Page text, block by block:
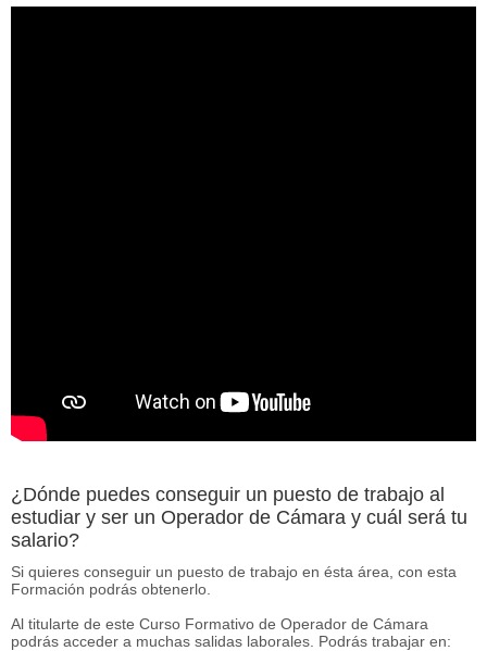
¿Dónde puedes conseguir un puesto de trabajo al
estudiar y ser un Operador de Cámara y cuál será tu
salario?
Si quieres conseguir un puesto de trabajo en ésta área, con esta
Formación podrás obtenerlo.
Al titularte de este Curso Formativo de Operador de Cámara
podrás acceder a muchas salidas laborales. Podrás trabajar en: